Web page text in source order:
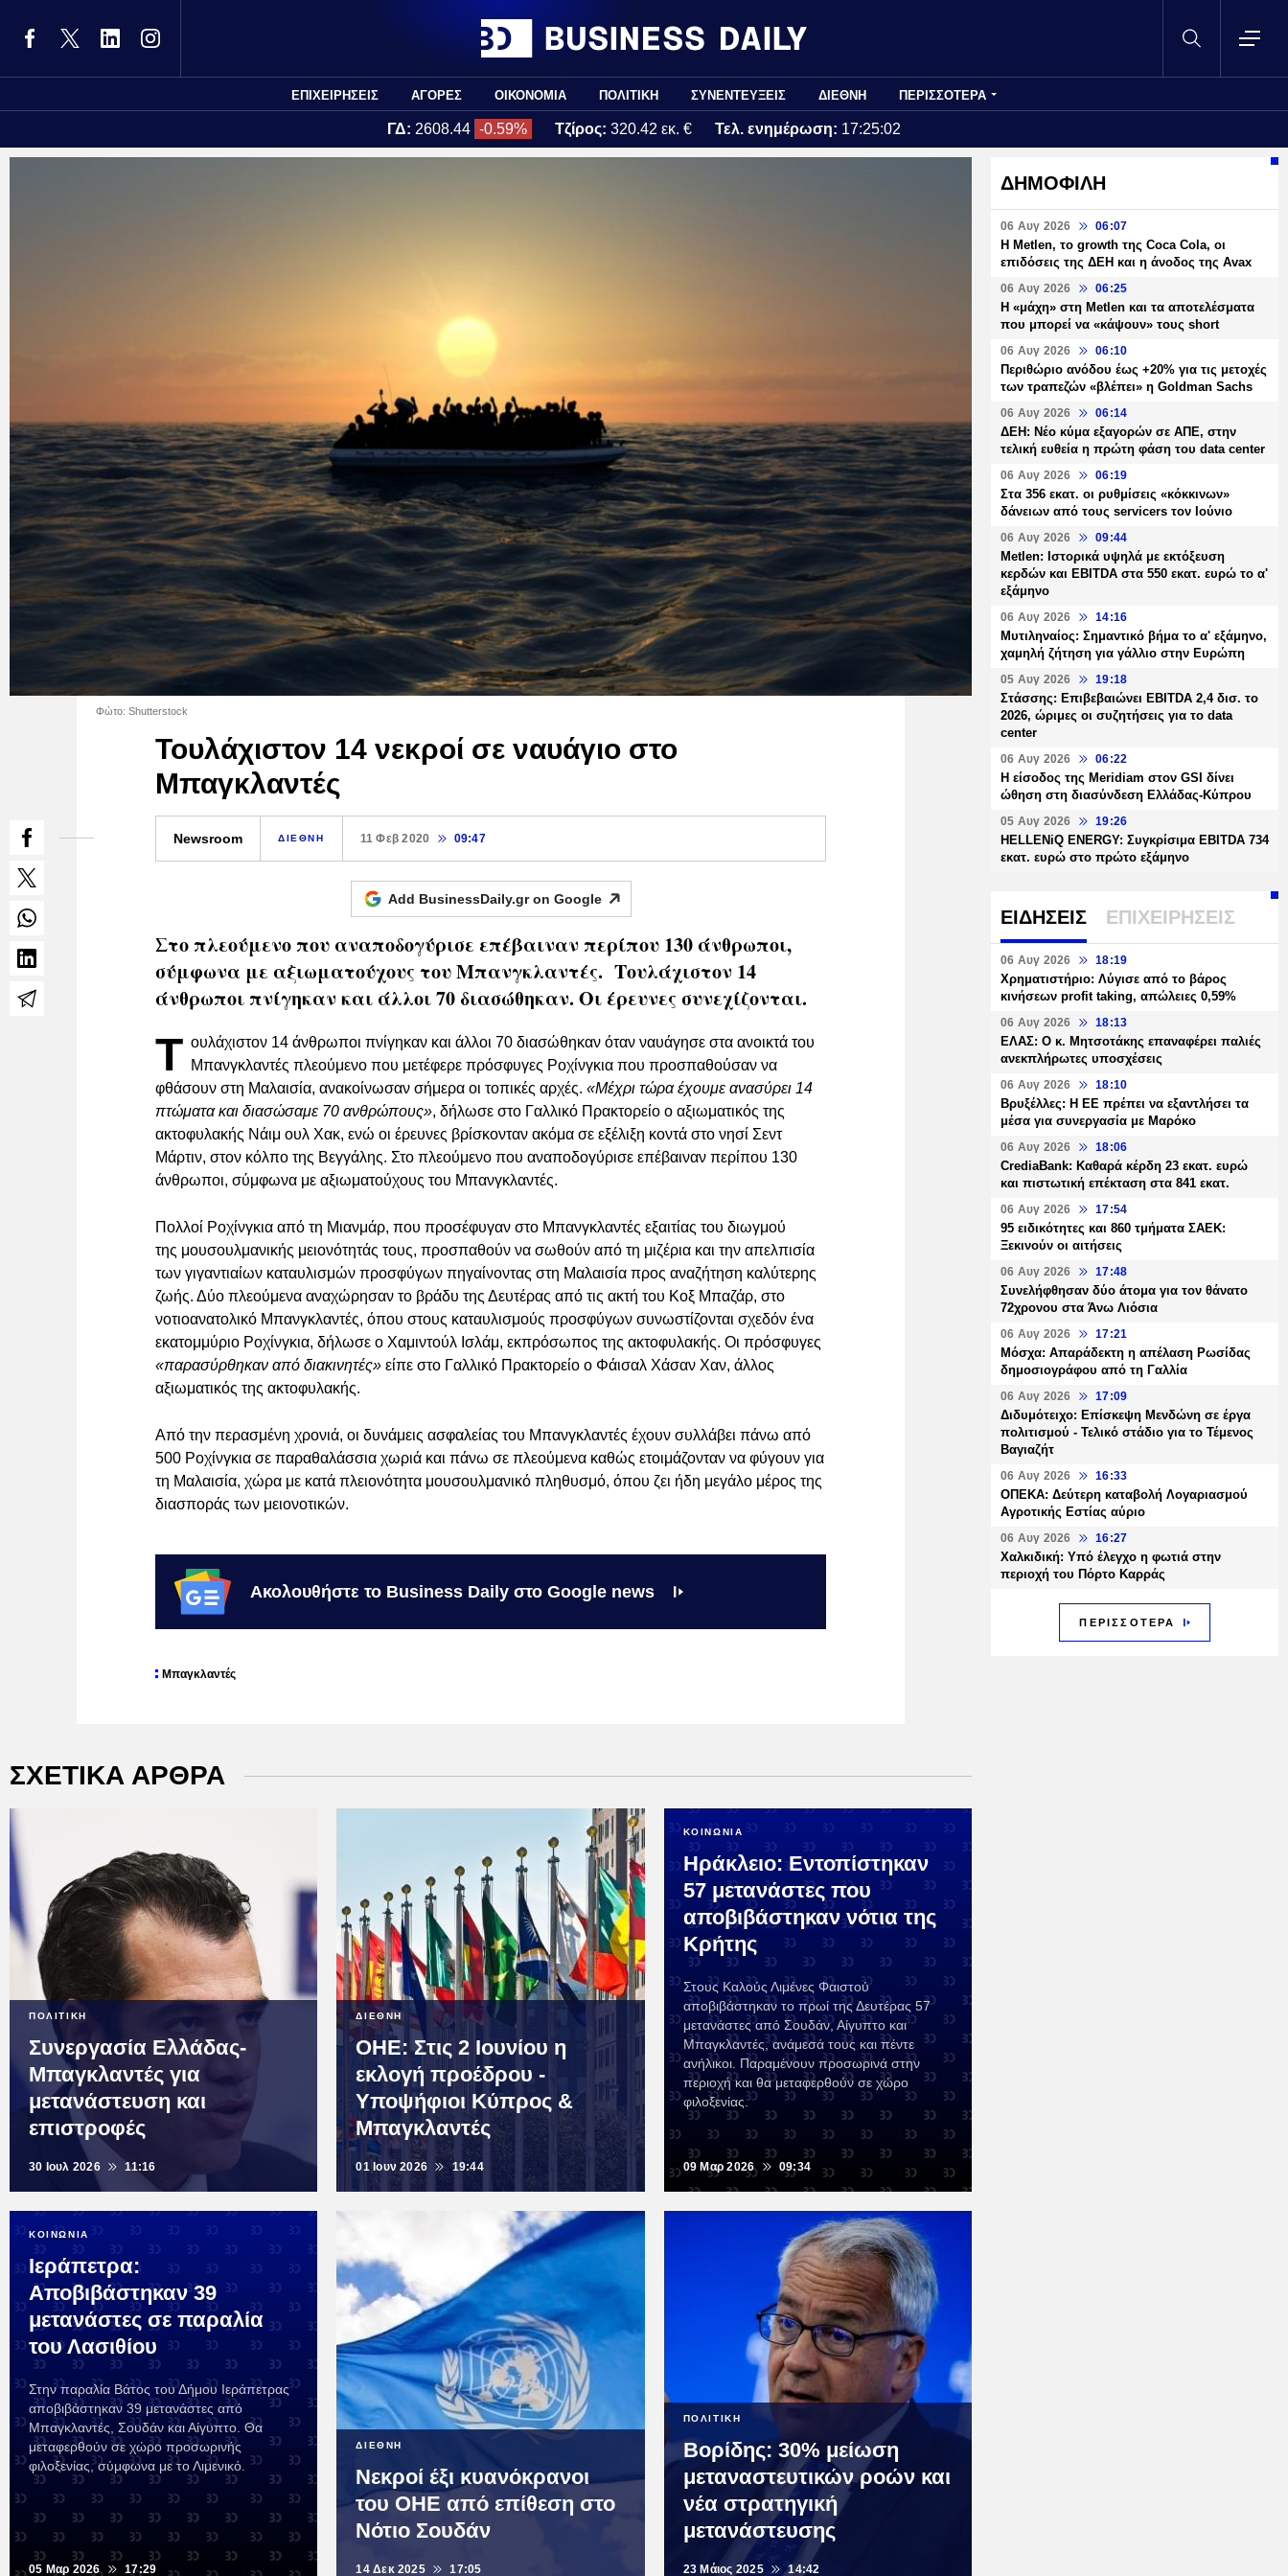
ΕΠΙΧΕΙΡΗΣΕΙΣ ΑΓΟΡΕΣ ΟΙΚΟΝΟΜΙΑ ΠΟΛΙΤΙΚΗ ΣΥΝΕΝΤΕΥΞΕΙΣ ΔΙΕΘΝΗ ΠΕΡΙΣΣΟΤΕΡΑ
ΓΔ: 2608.44 -0.59% Τζίρος: 320.42 εκ. € Τελ. ενημέρωση: 17:25:02
Φώτο: Shutterstock
Τουλάχιστον 14 νεκροί σε ναυάγιο στο
Μπαγκλαντές
Newsroom ΔΙΕΘΝΗ 11 Φεβ 2020 09:47
Add BusinessDaily.gr on Google
Στο πλεούμενο που αναποδογύρισε επέβαιναν περίπου 130 άνθρωποι,
σύμφωνα με αξιωματούχους του Μπανγκλαντές. Τουλάχιστον 14
άνθρωποι πνίγηκαν και άλλοι 70 διασώθηκαν. Οι έρευνες συνεχίζονται.
Τ ουλάχιστον 14 άνθρωποι πνίγηκαν και άλλοι 70 διασώθηκαν όταν ναυάγησε στα ανοικτά του
Μπανγκλαντές πλεούμενο που μετέφερε πρόσφυγες Ροχίνγκια που προσπαθούσαν να
φθάσουν στη Μαλαισία, ανακοίνωσαν σήμερα οι τοπικές αρχές. «Μέχρι τώρα έχουμε ανασύρει 14
πτώματα και διασώσαμε 70 ανθρώπους», δήλωσε στο Γαλλικό Πρακτορείο ο αξιωματικός της
ακτοφυλακής Νάιμ ουλ Χακ, ενώ οι έρευνες βρίσκονταν ακόμα σε εξέλιξη κοντά στο νησί Σεντ
Μάρτιν, στον κόλπο της Βεγγάλης. Στο πλεούμενο που αναποδογύρισε επέβαιναν περίπου 130
άνθρωποι, σύμφωνα με αξιωματούχους του Μπανγκλαντές.
Πολλοί Ροχίνγκια από τη Μιανμάρ, που προσέφυγαν στο Μπανγκλαντές εξαιτίας του διωγμού
της μουσουλμανικής μειονότητάς τους, προσπαθούν να σωθούν από τη μιζέρια και την απελπισία
των γιγαντιαίων καταυλισμών προσφύγων πηγαίνοντας στη Μαλαισία προς αναζήτηση καλύτερης
ζωής. Δύο πλεούμενα αναχώρησαν το βράδυ της Δευτέρας από τις ακτή του Κοξ Μπαζάρ, στο
νοτιοανατολικό Μπανγκλαντές, όπου στους καταυλισμούς προσφύγων συνωστίζονται σχεδόν ένα
εκατομμύριο Ροχίνγκια, δήλωσε ο Χαμιντούλ Ισλάμ, εκπρόσωπος της ακτοφυλακής. Οι πρόσφυγες
«παρασύρθηκαν από διακινητές» είπε στο Γαλλικό Πρακτορείο ο Φάισαλ Χάσαν Χαν, άλλος
αξιωματικός της ακτοφυλακής.
Από την περασμένη χρονιά, οι δυνάμεις ασφαλείας του Μπανγκλαντές έχουν συλλάβει πάνω από
500 Ροχίνγκια σε παραθαλάσσια χωριά και πάνω σε πλεούμενα καθώς ετοιμάζονταν να φύγουν για
τη Μαλαισία, χώρα με κατά πλειονότητα μουσουλμανικό πληθυσμό, όπου ζει ήδη μεγάλο μέρος της
διασποράς των μειονοτικών.
Ακολουθήστε το Business Daily στο Google news
Μπαγκλαντές
ΣΧΕΤΙΚΑ ΑΡΘΡΑ
ΠΟΛΙΤΙΚΗ
Συνεργασία Ελλάδας-
Μπαγκλαντές για
μετανάστευση και
επιστροφές
30 Ιουλ 2026 11:16
ΔΙΕΘΝΗ
ΟΗΕ: Στις 2 Ιουνίου η
εκλογή προέδρου -
Υποψήφιοι Κύπρος &
Μπαγκλαντές
01 Ιουν 2026 19:44
ΚΟΙΝΩΝΙΑ
Ηράκλειο: Εντοπίστηκαν
57 μετανάστες που
αποβιβάστηκαν νότια της
Κρήτης
Στους Καλούς Λιμένες Φαιστού
αποβιβάστηκαν το πρωί της Δευτέρας 57
μετανάστες από Σουδάν, Αίγυπτο και
Μπαγκλαντές, ανάμεσά τους και πέντε
ανήλικοι. Παραμένουν προσωρινά στην
περιοχή και θα μεταφερθούν σε χώρο
φιλοξενίας.
09 Μαρ 2026 09:34
ΚΟΙΝΩΝΙΑ
Ιεράπετρα:
Αποβιβάστηκαν 39
μετανάστες σε παραλία
του Λασιθίου
Στην παραλία Βάτος του Δήμου Ιεράπετρας
αποβιβάστηκαν 39 μετανάστες από
Μπαγκλαντές, Σουδάν και Αίγυπτο. Θα
μεταφερθούν σε χώρο προσωρινής
φιλοξενίας, σύμφωνα με το Λιμενικό.
05 Μαρ 2026 17:29
ΔΙΕΘΝΗ
Νεκροί έξι κυανόκρανοι
του ΟΗΕ από επίθεση στο
Νότιο Σουδάν
14 Δεκ 2025 17:05
ΠΟΛΙΤΙΚΗ
Βορίδης: 30% μείωση
μεταναστευτικών ροών και
νέα στρατηγική
μετανάστευσης
23 Μάιος 2025 14:42
ΔΗΜΟΦΙΛΗ
06 Αυγ 2026 06:07
H Metlen, το growth της Coca Cola, οι
επιδόσεις της ΔΕΗ και η άνοδος της Avax
06 Αυγ 2026 06:25
H «μάχη» στη Metlen και τα αποτελέσματα
που μπορεί να «κάψουν» τους short
06 Αυγ 2026 06:10
Περιθώριο ανόδου έως +20% για τις μετοχές
των τραπεζών «βλέπει» η Goldman Sachs
06 Αυγ 2026 06:14
ΔΕΗ: Νέο κύμα εξαγορών σε ΑΠΕ, στην
τελική ευθεία η πρώτη φάση του data center
06 Αυγ 2026 06:19
Στα 356 εκατ. οι ρυθμίσεις «κόκκινων»
δάνειων από τους servicers τον Ιούνιο
06 Αυγ 2026 09:44
Metlen: Ιστορικά υψηλά με εκτόξευση
κερδών και EBITDA στα 550 εκατ. ευρώ το α'
εξάμηνο
06 Αυγ 2026 14:16
Μυτιληναίος: Σημαντικό βήμα το α' εξάμηνο,
χαμηλή ζήτηση για γάλλιο στην Ευρώπη
05 Αυγ 2026 19:18
Στάσσης: Επιβεβαιώνει EBITDA 2,4 δισ. το
2026, ώριμες οι συζητήσεις για το data
center
06 Αυγ 2026 06:22
Η είσοδος της Meridiam στον GSI δίνει
ώθηση στη διασύνδεση Ελλάδας-Κύπρου
05 Αυγ 2026 19:26
HELLENiQ ENERGY: Συγκρίσιμα EBITDA 734
εκατ. ευρώ στο πρώτο εξάμηνο
ΕΙΔΗΣΕΙΣ ΕΠΙΧΕΙΡΗΣΕΙΣ
06 Αυγ 2026 18:19
Χρηματιστήριο: Λύγισε από το βάρος
κινήσεων profit taking, απώλειες 0,59%
06 Αυγ 2026 18:13
ΕΛΑΣ: Ο κ. Μητσοτάκης επαναφέρει παλιές
ανεκπλήρωτες υποσχέσεις
06 Αυγ 2026 18:10
Βρυξέλλες: Η ΕΕ πρέπει να εξαντλήσει τα
μέσα για συνεργασία με Μαρόκο
06 Αυγ 2026 18:06
CrediaBank: Καθαρά κέρδη 23 εκατ. ευρώ
και πιστωτική επέκταση στα 841 εκατ.
06 Αυγ 2026 17:54
95 ειδικότητες και 860 τμήματα ΣΑΕΚ:
Ξεκινούν οι αιτήσεις
06 Αυγ 2026 17:48
Συνελήφθησαν δύο άτομα για τον θάνατο
72χρονου στα Άνω Λιόσια
06 Αυγ 2026 17:21
Μόσχα: Απαράδεκτη η απέλαση Ρωσίδας
δημοσιογράφου από τη Γαλλία
06 Αυγ 2026 17:09
Διδυμότειχο: Επίσκεψη Μενδώνη σε έργα
πολιτισμού - Τελικό στάδιο για το Τέμενος
Βαγιαζήτ
06 Αυγ 2026 16:33
ΟΠΕΚΑ: Δεύτερη καταβολή Λογαριασμού
Αγροτικής Εστίας αύριο
06 Αυγ 2026 16:27
Χαλκιδική: Υπό έλεγχο η φωτιά στην
περιοχή του Πόρτο Καρράς
ΠΕΡΙΣΣΟΤΕΡΑ